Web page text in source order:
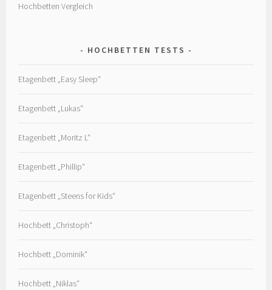
Hochbetten Vergleich
HOCHBETTEN TESTS
Etagenbett „Easy Sleep“
Etagenbett „Lukas“
Etagenbett „Moritz L“
Etagenbett „Phillip“
Etagenbett „Steens for Kids“
Hochbett „Christoph“
Hochbett „Dominik“
Hochbett „Niklas“